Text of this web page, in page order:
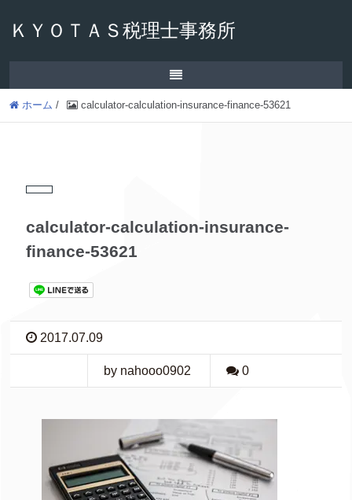
ＫＹＯＴＡＳ税理士事務所
ホーム / calculator-calculation-insurance-finance-53621
calculator-calculation-insurance-
finance-53621
2017.07.09
by nahooo0902 0